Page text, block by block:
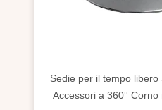
Sedie per il tempo
Accessori a 360°